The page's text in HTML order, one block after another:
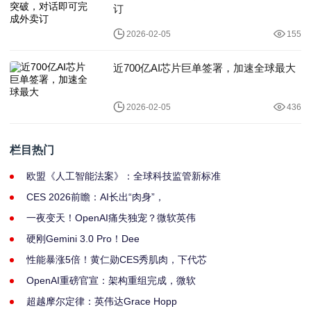
订
2026-02-05 155
近700亿AI芯片巨单签署，加速全球最大
2026-02-05 436
栏目热门
欧盟《人工智能法案》：全球科技监管新标准
CES 2026前瞻：AI长出“肉身”，
一夜变天！OpenAI痛失独宠？微软英伟
硬刚Gemini 3.0 Pro！Dee
性能暴涨5倍！黄仁勋CES秀肌肉，下代芯
OpenAI重磅官宣：架构重组完成，微软
超越摩尔定律：英伟达Grace Hopp